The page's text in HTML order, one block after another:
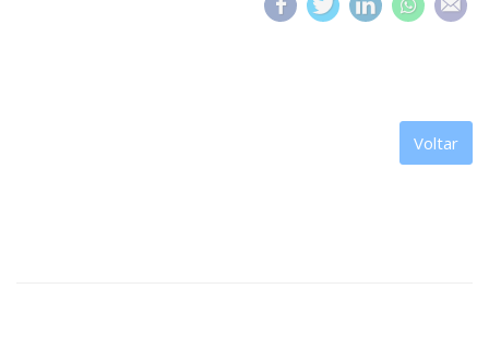
Voltar